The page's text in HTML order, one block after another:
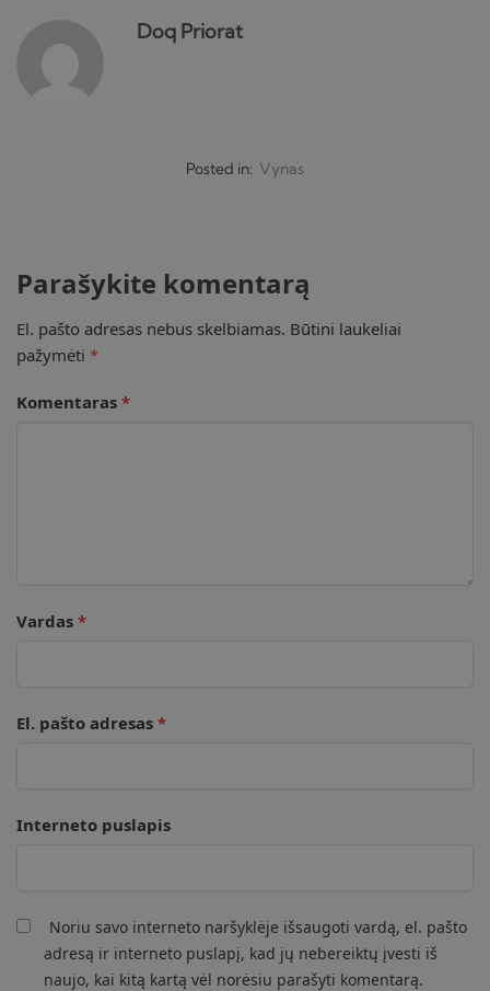
Doq Priorat
Posted in: Vynas
Parašykite komentarą
El. pašto adresas nebus skelbiamas. Būtini laukeliai
pažymėti *
Komentaras *
Vardas *
El. pašto adresas *
Interneto puslapis
Noriu savo interneto naršyklėje išsaugoti vardą, el. pašto
adresą ir interneto puslapį, kad jų nebereiktų įvesti iš
naujo, kai kitą kartą vėl norėsiu parašyti komentarą.